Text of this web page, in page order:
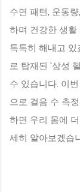
수면 패턴, 운동
하며 건강한 생
톡톡히 해내고
로 탑재된 '삼성
수 있습니다. 이
으로 걸음 수 측
하면 우리 몸에
세히 알아보겠습